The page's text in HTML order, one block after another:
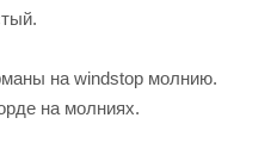
на windstop молнию.
на молниях.